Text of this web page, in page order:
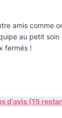
amis comme
au petit soin
fermés !
d'avis (15